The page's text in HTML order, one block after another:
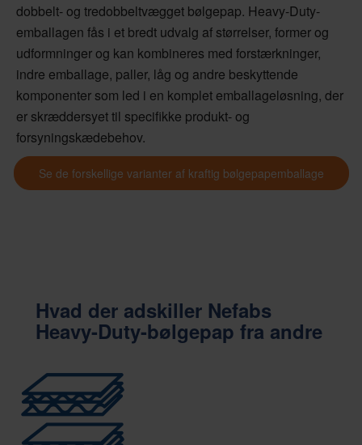
dobbelt- og tredobbeltvægget bølgepap. Heavy-Duty-
emballagen fås i et bredt udvalg af størrelser, former og
udformninger og kan kombineres med forstærkninger,
indre emballage, paller, låg og andre beskyttende
komponenter som led i en komplet emballageløsning, der
er skræddersyet til specifikke produkt- og
forsyningskædebehov.
Se de forskellige varianter af kraftig bølgepapemballage
Hvad der adskiller Nefabs
Heavy-Duty-bølgepap fra andre